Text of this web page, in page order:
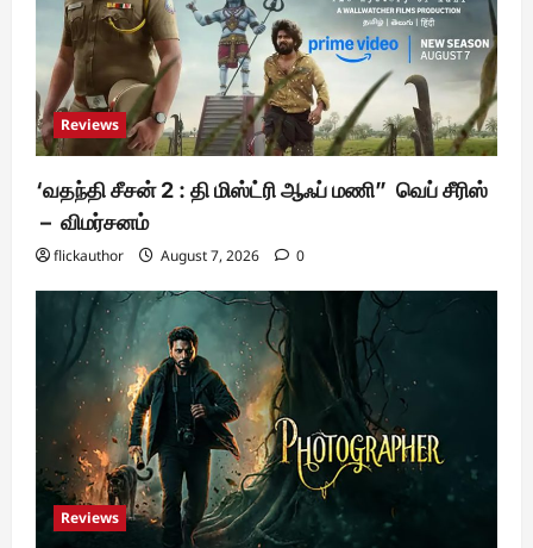
Reviews
‘வதந்தி சீசன் 2 : தி மிஸ்ட்ரி ஆஃப் மணி” வெப் சீரிஸ்
– விமர்சனம்
flickauthor August 7, 2026 0
Reviews